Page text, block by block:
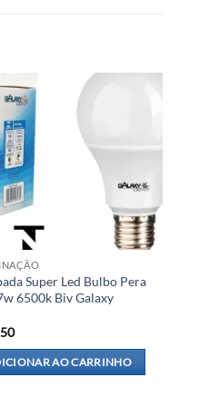
Super Led Bulbo Pera
6500k Biv Galaxy
AO CARRINHO